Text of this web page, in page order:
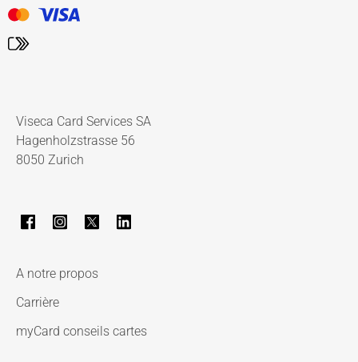
Viseca Card Services SA
Hagenholzstrasse 56
8050 Zurich
A notre propos
Carrière
myCard conseils cartes